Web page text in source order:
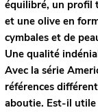
équilibré, un profil
et une olive en
cymbales et de
Une qualité
Avec la série
références
aboutie. Est-il utile